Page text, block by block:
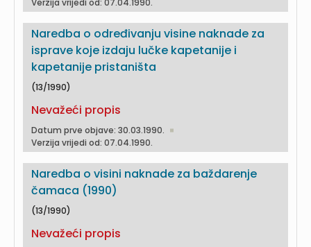
Verzija vrijedi od: 07.04.1990.
Naredba o određivanju visine naknade za
isprave koje izdaju lučke kapetanije i
kapetanije pristaništa
(13/1990)
Nevažeći propis
Datum prve objave: 30.03.1990.
Verzija vrijedi od: 07.04.1990.
Naredba o visini naknade za baždarenje
čamaca (1990)
(13/1990)
Nevažeći propis